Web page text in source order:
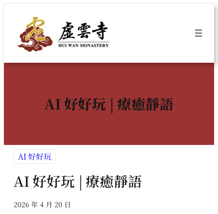
內
AI 好好玩 | 療癒靜語
AI 好好玩
AI 好好玩 | 療癒靜語
2026 年 4 月 20 日